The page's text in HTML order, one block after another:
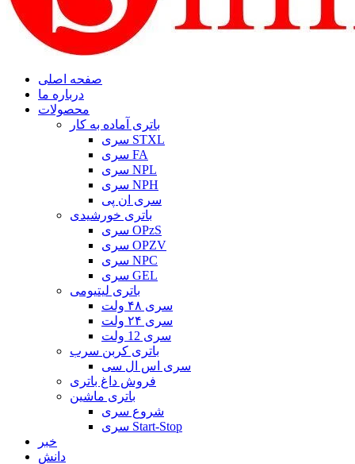
صفحه اصلی
درباره ما
محصولات
باتری آماده به کار
سری STXL
سری FA
سری NPL
سری NPH
سری ان پی
باتری خورشیدی
سری OPzS
سری OPZV
سری NPC
سری GEL
باتری لیتیومی
سری ۴۸ ولت
سری ۲۴ ولت
سری 12 ولت
باتری کربن سرب
سری اس ال سی
فروش داغ باتری
باتری ماشین
شروع سری
سری Start-Stop
خبر
دانش